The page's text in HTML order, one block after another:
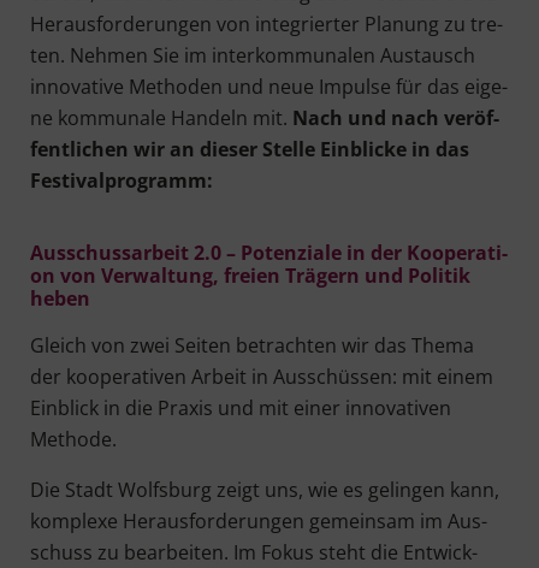
Her­aus­for­de­run­gen von inte­grier­ter Pla­nung zu tre­
ten. Neh­men Sie im inter­kom­mu­na­len Aus­tausch
inno­va­ti­ve Metho­den und neue Impul­se für das eige­
ne kom­mu­na­le Han­deln mit. Nach und nach ver­öf­
fent­li­chen wir an die­ser Stel­le Ein­bli­cke in das
Festivalprogramm:
Aus­schuss­ar­beit 2.0 – Poten­zia­le in der Koope­ra­ti­
on von Ver­wal­tung, frei­en Trä­gern und Poli­tik
heben
Gleich von zwei Sei­ten betrach­ten wir das The­ma
der koope­ra­ti­ven Arbeit in Aus­schüs­sen: mit einem
Ein­blick in die Pra­xis und mit einer inno­va­ti­ven
Methode.
Die Stadt Wolfs­burg zeigt uns, wie es gelin­gen kann,
kom­ple­xe Her­aus­for­de­run­gen gemein­sam im Aus­
schuss zu bear­bei­ten. Im Fokus steht die Ent­wick­